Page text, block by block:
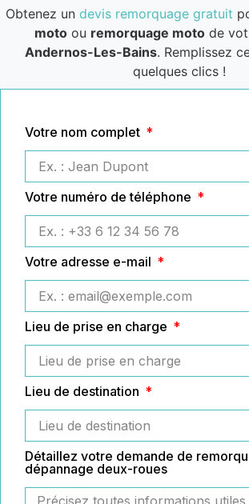
Obtenez un devis remorquage gratuit
motoou remorquage motode
Andernos-Les-Bains. Remplissez
quelques clics !
Votre nom complet
Votre numéro de téléphone
Votre adresse e-mail
Lieu de prise en charge
Lieu de destination
Détaillez votre demande de
dépannage deux-roues